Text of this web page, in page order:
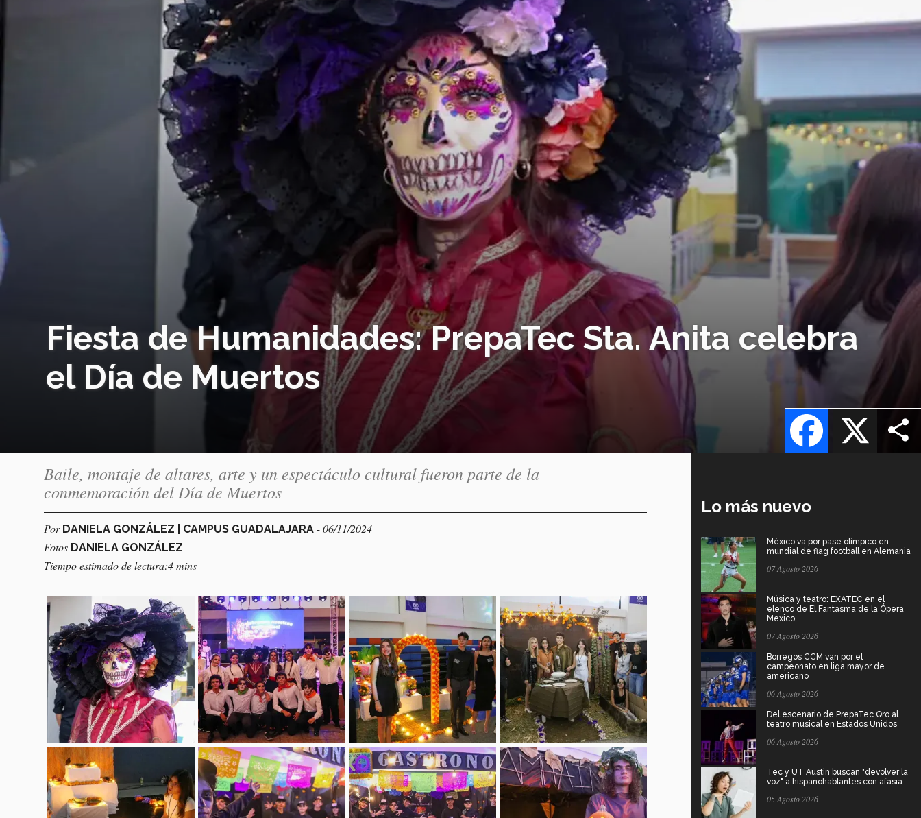
Fiesta de Humanidades: PrepaTec Sta. Anita celebra
el Día de Muertos
X
Facebook
Baile, montaje de altares, arte y un espectáculo cultural fueron parte de la
conmemoración del Día de Muertos
Por DANIELA GONZÁLEZ | CAMPUS GUADALAJARA - 06/11/2024
Fotos DANIELA GONZÁLEZ
Tiempo estimado de lectura:4 mins
Lo más nuevo
México va por pase olímpico en
mundial de flag football en Alemania
07 Agosto 2026
Música y teatro: EXATEC en el
elenco de El Fantasma de la Ópera
Mexico
07 Agosto 2026
Borregos CCM van por el
campeonato en liga mayor de
americano
06 Agosto 2026
Del escenario de PrepaTec Qro al
teatro musical en Estados Unidos
06 Agosto 2026
Tec y UT Austin buscan "devolver la
voz" a hispanohablantes con afasia
05 Agosto 2026